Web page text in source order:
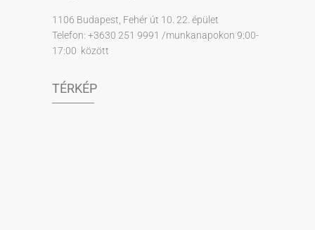
1106 Budapest, Fehér út 10. 22. épület
Telefon: +3630 251 9991 /munkanapokon 9:00-
17:00 között
TÉRKÉP